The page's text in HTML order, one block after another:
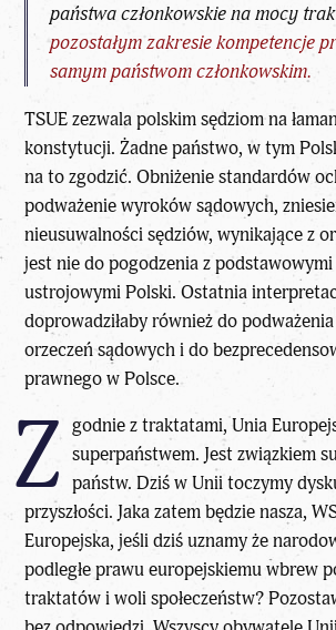
państwa członkowskie na mocy
pozostałym zakresie kompetencje
samym państwom członkowskim.
TSUE zezwala polskim sędziom na
konstytucji. Żadne państwo, w tym
na to zgodzić. Obniżenie standardów
podważenie wyroków sądowych,
nieusuwalności sędziów, wynikające z
jest nie do pogodzenia z podstawowymi
ustrojowymi Polski. Ostatnia
doprowadziłaby również do
orzeczeń sądowych i do
prawnego w Polsce.
Z godnie z traktatami, Unia
superpaństwem. Jest związkiem
państw. Dziś w Unii toczymy
przyszłości. Jaka zatem będzie nasza,
Europejska, jeśli dziś uznamy że
podległe prawu europejskiemu wbrew
traktatów i woli społeczeństw?